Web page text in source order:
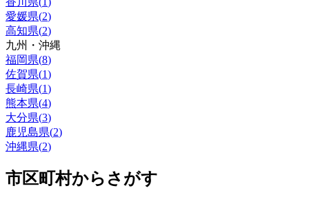
愛媛県(2)
高知県(2)
九州・沖縄
福岡県(8)
佐賀県(1)
長崎県(1)
熊本県(4)
大分県(3)
鹿児島県(2)
沖縄県(2)
市区町村からさがす